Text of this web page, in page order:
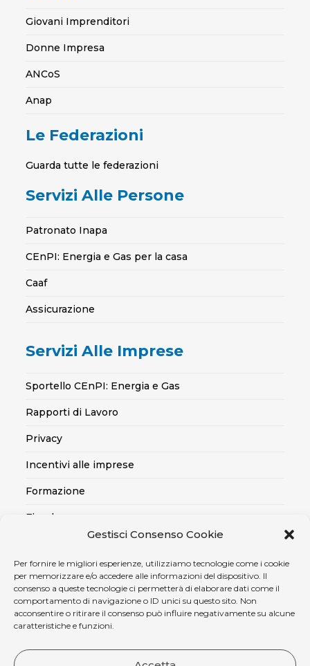
Gestisci Consenso Cookie
Per fornire le migliori esperienze, utilizziamo tecnologie come i cookie
per memorizzare e/o accedere alle informazioni del dispositivo. Il
consenso a queste tecnologie ci permetterà di elaborare dati come il
comportamento di navigazione o ID unici su questo sito. Non
acconsentire o ritirare il consenso può influire negativamente su alcune
caratteristiche e funzioni.
Giovani Imprenditori
Donne Impresa
ANCoS
Anap
Le Federazioni
Guarda tutte le federazioni
Servizi Alle Persone
Patronato Inapa
CEnPI: Energia e Gas per la casa
Caaf
Assicurazione
Servizi Alle Imprese
Sportello CEnPI: Energia e Gas
Rapporti di Lavoro
Privacy
Incentivi alle imprese
Formazione
Fiscale
Credito alle imprese
Certificazioni SOA, Qualità..
Assicurativo
Ambiente, sicurezza e medicina del lavoro